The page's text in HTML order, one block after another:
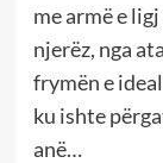
me armë e
njerëz, nga
frymën e
ku ishte
anë…